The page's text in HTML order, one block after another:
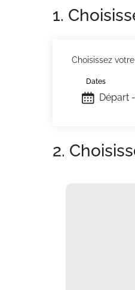
1.
Choisissez
Départ
Dates
2.